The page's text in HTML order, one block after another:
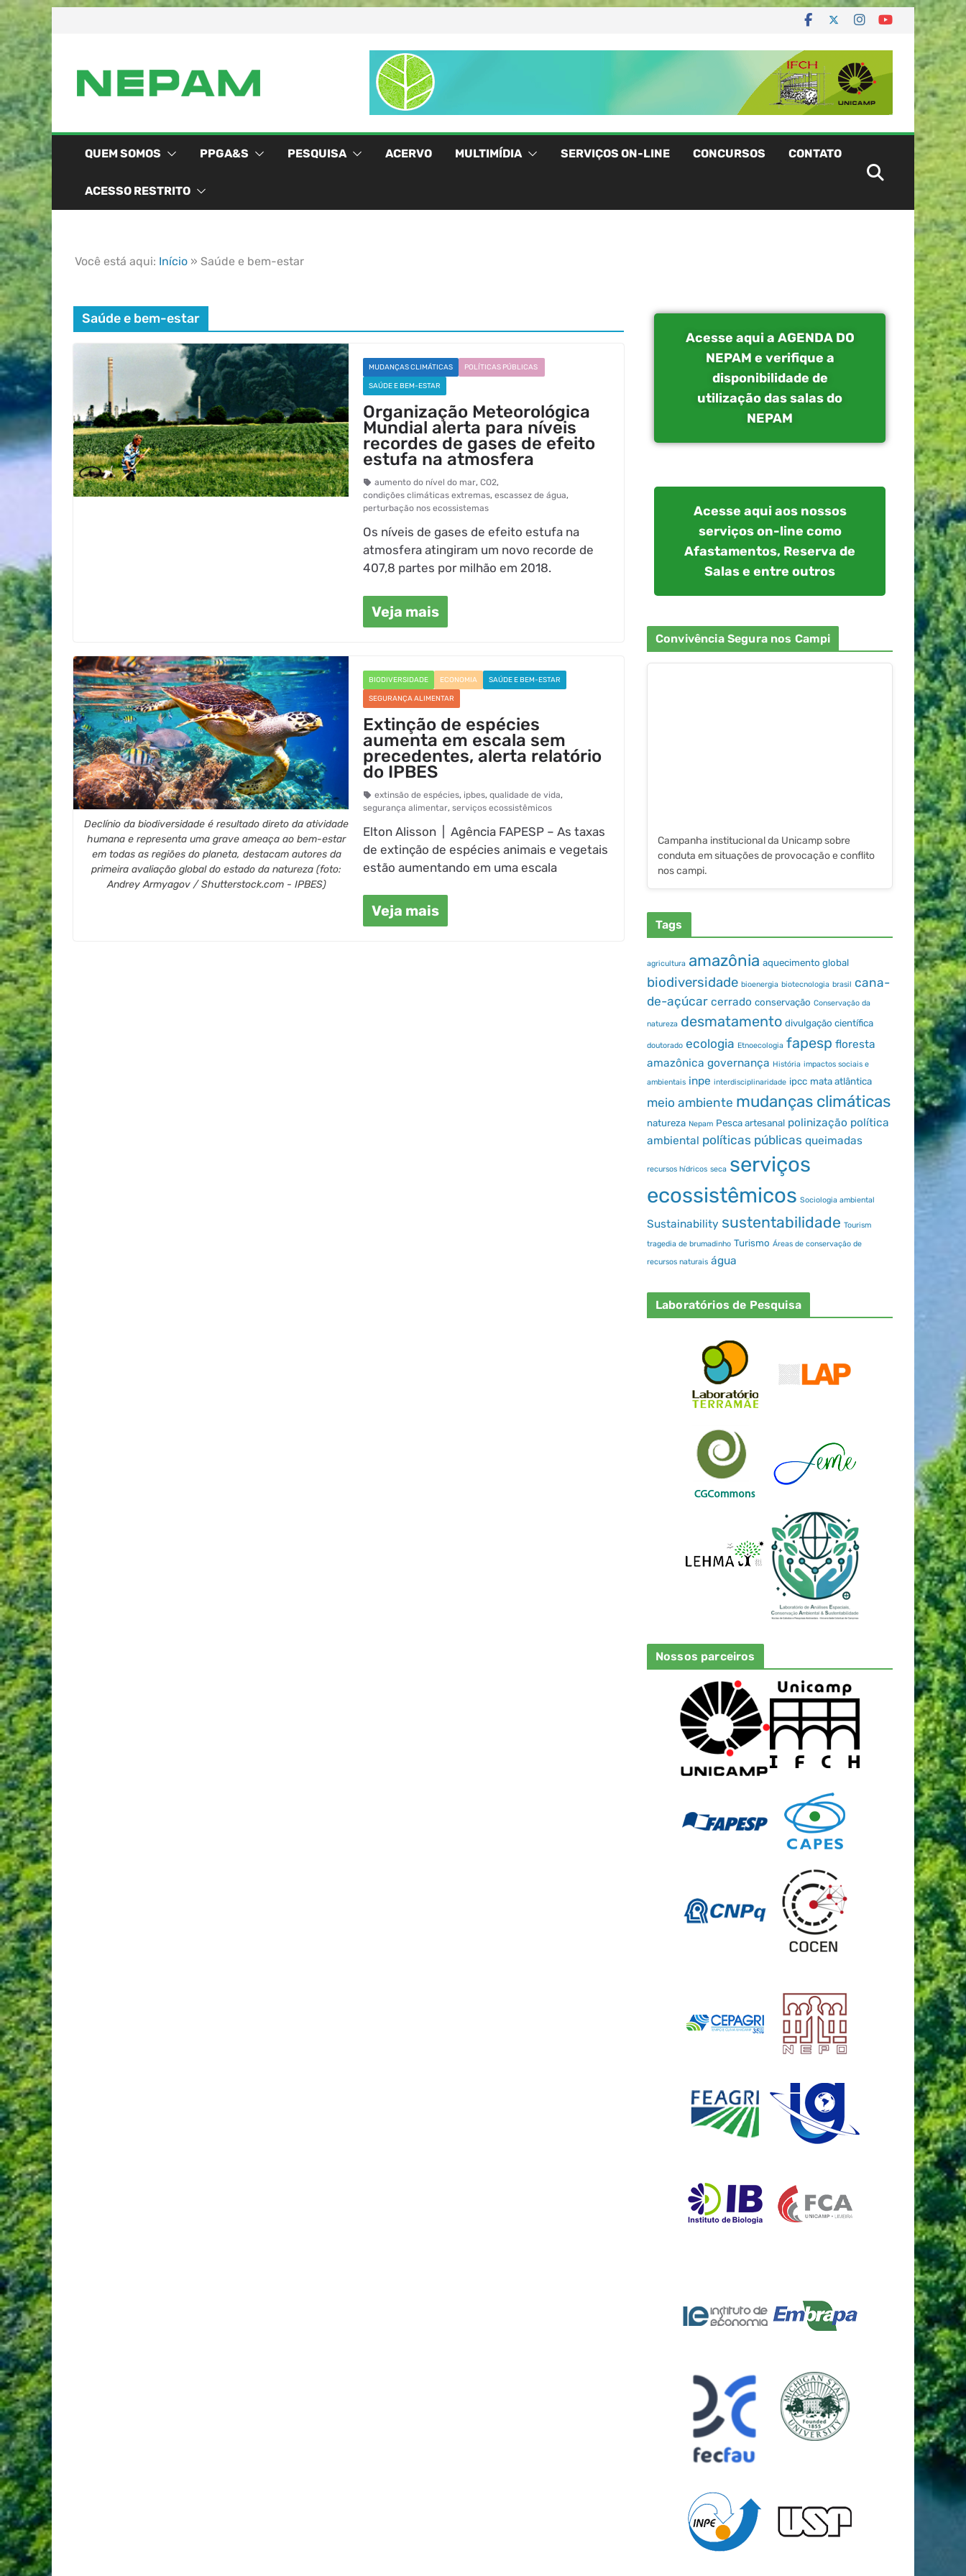
QUEM SOMOS PPGA&S PESQUISA ACERVO MULTIMÍDIA SERVIÇOS ON-LINE CONCURSOS CONTATO
ACESSO RESTRITO
Você está aqui: Início » Saúde e bem-estar
Saúde e bem-estar
MUDANÇAS CLIMÁTICAS POLÍTICAS PÚBLICAS
SAÚDE E BEM-ESTAR
Organização Meteorológica
Mundial alerta para níveis
recordes de gases de efeito
estufa na atmosfera
aumento do nível do mar,CO2,
condições climáticas extremas,escassez de água,
perturbação nos ecossistemas
Os níveis de gases de efeito estufa na
atmosfera atingiram um novo recorde de
407,8 partes por milhão em 2018.
Veja mais
Declínio da biodiversidade é resultado direto da atividade
humana e representa uma grave ameaça ao bem-estar
em todas as regiões do planeta, destacam autores da
primeira avaliação global do estado da natureza (foto:
Andrey Armyagov / Shutterstock.com - IPBES)
BIODIVERSIDADE ECONOMIA SAÚDE E BEM-ESTAR
SEGURANÇA ALIMENTAR
Extinção de espécies
aumenta em escala sem
precedentes, alerta relatório
do IPBES
extinsão de espécies, ipbes,qualidade de vida,
segurança alimentar,serviços ecossistêmicos
Elton Alisson | Agência FAPESP – As taxas
de extinção de espécies animais e vegetais
estão aumentando em uma escala
Veja mais
Acesse aqui a AGENDA DO
NEPAM e verifique a
disponibilidade de
utilização das salas do
NEPAM
Acesse aqui aos nossos
serviços on-line como
Afastamentos, Reserva de
Salas e entre outros
Convivência Segura nos Campi
Campanha institucional da Unicamp sobre
conduta em situações de provocação e conflito
nos campi.
Tags
agricultura amazônia aquecimento global
biodiversidade bioenergia biotecnologia brasil cana-
de-açúcar cerrado conservação Conservação da
natureza desmatamento divulgação científica
doutorado ecologia Etnoecologia fapesp floresta
amazônica governança História impactos sociais e
ambientais inpe interdisciplinaridade ipcc mata atlântica
meio ambiente mudanças climáticas
natureza Nepam Pesca artesanal polinização política
ambiental políticas públicas queimadas
recursos hídricos seca serviços
ecossistêmicos Sociologia ambiental
Sustainability sustentabilidade Tourism
tragedia de brumadinho Turismo Áreas de conservação de
recursos naturais água
Laboratórios de Pesquisa
Nossos parceiros